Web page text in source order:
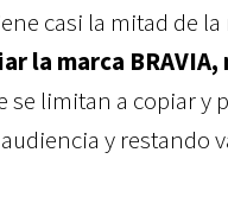
casi la mitad de la
la marca
se limitan a copiar y
y restando